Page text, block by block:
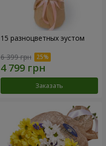
15 разноцветных эустом
6 399 грн
Заказать